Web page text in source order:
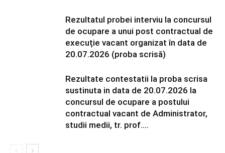
Rezultatul probei interviu la concursul
de ocupare a unui post contractual de
execuție vacant organizat în data de
20.07.2026 (proba scrisă)
Rezultate contestatii la proba scrisa
sustinuta in data de 20.07.2026 la
concursul de ocupare a postului
contractual vacant de Administrator,
studii medii, tr. prof....